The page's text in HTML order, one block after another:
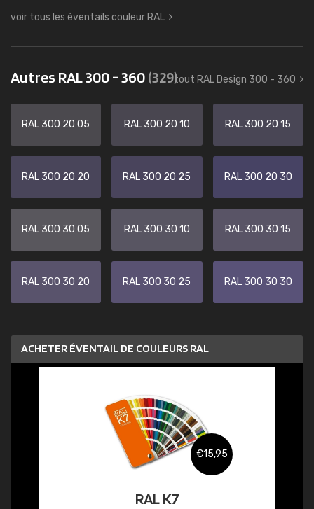
voir tous les éventails couleur RAL
Autres RAL 300 - 360(329)tout RAL Design 300 - 360
RAL 300 20 05 RAL 300 20 10 RAL 300 20 15
RAL 300 20 20 RAL 300 20 25 RAL 300 20 30
RAL 300 30 05 RAL 300 30 10 RAL 300 30 15
RAL 300 30 20 RAL 300 30 25 RAL 300 30 30
ACHETER ÉVENTAIL DE COULEURS RAL
€15,95
RAL K7